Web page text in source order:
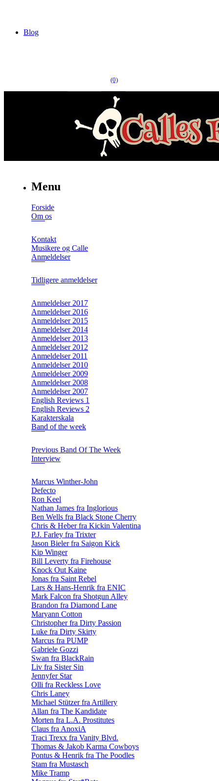
Blog
(0)
Menu
Forside
Om os
Kontakt
Musikere og Calle
Anmeldelser
Tidligere anmeldelser
Anmeldelser 2017
Anmeldelser 2016
Anmeldelser 2015
Anmeldelser 2014
Anmeldelser 2013
Anmeldelser 2012
Anmeldelser 2011
Anmeldelser 2010
Anmeldelser 2009
Anmeldelser 2008
Anmeldelser 2007
English Reviews 1
English Reviews 2
Karakterskala
Band of the week
Previous Band Of The Week
Interview
Marcus Winther-John
Defecto
Ron Keel
Nathan James fra Inglorious
Ben Wells fra Black Stone Cherry
Chris & Heber fra Kickin Valentina
P.J. Farley fra Trixter
Jason Bieler fra Saigon Kick
Kip Winger
Bill Leverty fra Firehouse
Knock Out Kaine
Jonas fra Saint Rebel
Lars & Hans-Henrik fra ENIC
Mark Falcon fra Shotgun Alley
Brandon fra Diamond Lane
Maryann Cotton
Christopher fra Dirty Passion
Luke fra Dirty Skirty
Marcus fra PUMP
Gabriele Gozzi
Swan fra BlackRain
Liv fra Sister Sin
Jennyfer Star
Olli fra Reckless Love
Chris Laney
Michael Stützer fra Artillery
Allan fra The Kandidate
Morten fra L.A. Prostitutes
Claus fra AnoxiA
Traci Trexx fra Vanity Blvd.
Thomas & Jakob Karma Cowboys
Pontus & Henrik fra The Poodles
Stam fra Mustasch
Mike Tramp